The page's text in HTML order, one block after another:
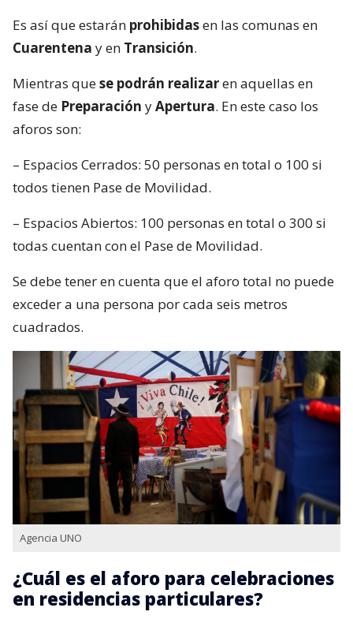
Es así que estarán prohibidasen las comunas en
Cuarentena y en Transición.
Mientras quese podrán realizaren aquellas en
fase de Preparación yApertura. En este caso los
aforos son:
– Espacios Cerrados: 50 personas en total o 100 si
todos tienen Pase de Movilidad.
– Espacios Abiertos: 100 personas en total o 300 si
todas cuentan con el Pase de Movilidad.
Se debe tener en cuenta que el aforo total no puede
exceder a una persona por cada seis metros
cuadrados.
Agencia UNO
¿Cuál es el aforo para celebraciones
en residencias particulares?